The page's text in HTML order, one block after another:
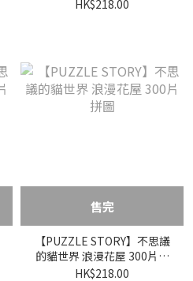
HK$218.00
售完
【PUZZLE STORY】不思議
的貓世界 浪漫花屋 300片拼
圖
HK$218.00